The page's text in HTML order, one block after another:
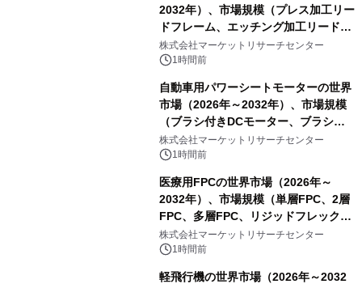
2032年）、市場規模（プレス加工リー
ドフレーム、エッチング加工リードフ
レーム）・分析レポートを発表
株式会社マーケットリサーチセンター
1時間前
自動車用パワーシートモーターの世界
市場（2026年～2032年）、市場規模
（ブラシ付きDCモーター、ブラシレ
スDCモーター）・分析レポートを発
表
株式会社マーケットリサーチセンター
1時間前
医療用FPCの世界市場（2026年～
2032年）、市場規模（単層FPC、2層
FPC、多層FPC、リジッドフレックス
PCB）・分析レポートを発表
株式会社マーケットリサーチセンター
1時間前
軽飛行機の世界市場（2026年～2032